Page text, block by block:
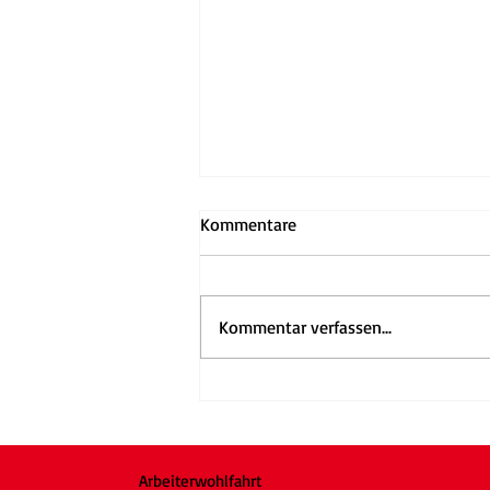
Käfertaler Wald
Kommentare
Kommentar verfassen...
Arbeiterwohlfahrt